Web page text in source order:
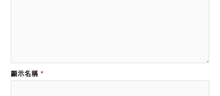
顯示名稱 *